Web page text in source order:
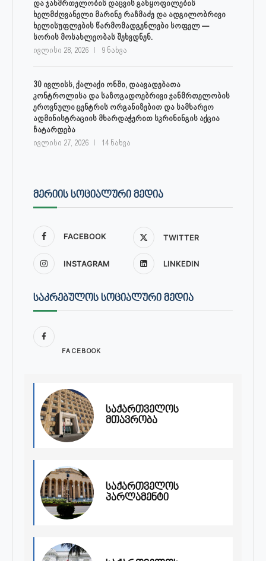
და ჯანმრთელობის დაცვის განყოფილების
ხელმძღვანელი მარინე რაზმაძე და ადგილობრივი
ხელისუფლების წარმომადგენლები სოფელ —
სორის მოსახლეობას შეხვდნენ.
ივლისი 28, 2026 9 ნახვა
30 ივლისს, ქალაქი ონში, დაავადებათა
კონტროლისა და საზოგადოებრივი ჯანმრთელობის
ეროვნული ცენტრის ორგანიზებით და სამხარეო
ადმინისტრაციის მხარდაჭერით სკრინინგის აქცია
ჩატარდება
ივლისი 27, 2026 14 ნახვა
ᲛᲔᲠᲘᲘᲡ ᲡᲝᲪᲘᲐᲚᲣᲠᲘ ᲛᲔᲓᲘᲐ
FACEBOOK TWITTER
INSTAGRAM LINKEDIN
ᲡᲐᲙᲠᲔᲑᲣᲚᲝᲡ ᲡᲝᲪᲘᲐᲚᲣᲠᲘ ᲛᲔᲓᲘᲐ
FACEBOOK
საქართველოს
მთავრობა
საქართველოს
პარლამენტი